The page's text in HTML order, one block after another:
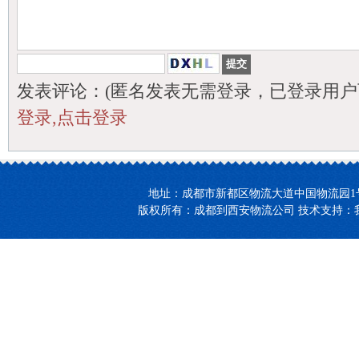
发表评论：(匿名发表无需登录，已登录用
登录,点击登录
地址：成都市新都区物流大道中国物流园
版权所有：成都到西安物流公司 技术支持：